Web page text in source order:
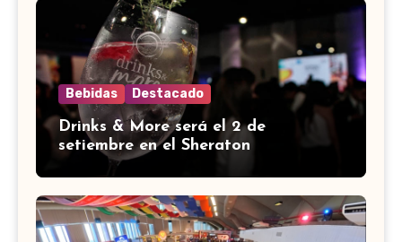
Bebidas Destacado
Drinks & More será el 2 de
setiembre en el Sheraton